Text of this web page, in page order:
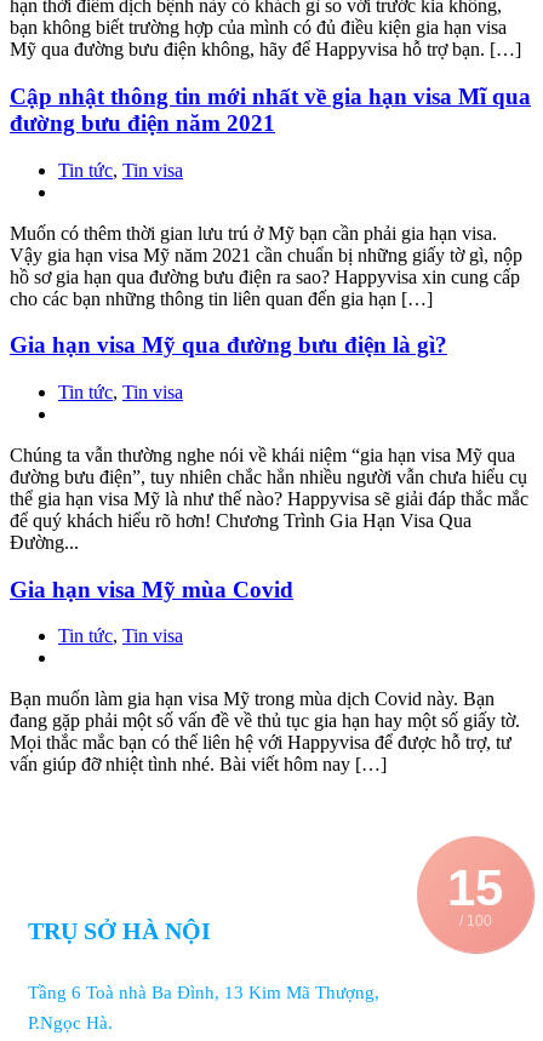
hạn thời điểm dịch bệnh này có khách gì so với trước kia không,
bạn không biết trường hợp của mình có đủ điều kiện gia hạn visa
Mỹ qua đường bưu điện không, hãy để Happyvisa hỗ trợ bạn. […]
Cập nhật thông tin mới nhất về gia hạn visa Mĩ qua
đường bưu điện năm 2021
Tin tức, Tin visa
Muốn có thêm thời gian lưu trú ở Mỹ bạn cần phải gia hạn visa.
Vậy gia hạn visa Mỹ năm 2021 cần chuẩn bị những giấy tờ gì, nộp
hồ sơ gia hạn qua đường bưu điện ra sao? Happyvisa xin cung cấp
cho các bạn những thông tin liên quan đến gia hạn […]
Gia hạn visa Mỹ qua đường bưu điện là gì?
Tin tức, Tin visa
Chúng ta vẫn thường nghe nói về khái niệm “gia hạn visa Mỹ qua
đường bưu điện”, tuy nhiên chắc hẳn nhiều người vẫn chưa hiểu cụ
thể gia hạn visa Mỹ là như thế nào? Happyvisa sẽ giải đáp thắc mắc
để quý khách hiểu rõ hơn! Chương Trình Gia Hạn Visa Qua
Đường...
Gia hạn visa Mỹ mùa Covid
Tin tức, Tin visa
Bạn muốn làm gia hạn visa Mỹ trong mùa dịch Covid này. Bạn
đang gặp phải một số vấn đề về thủ tục gia hạn hay một số giấy tờ.
Mọi thắc mắc bạn có thể liên hệ với Happyvisa để được hỗ trợ, tư
vấn giúp đỡ nhiệt tình nhé. Bài viết hôm nay […]
15
/ 100
TRỤ SỞ HÀ NỘI
Tầng 6 Toà nhà Ba Đình, 13 Kim Mã Thượng,
P.Ngọc Hà.